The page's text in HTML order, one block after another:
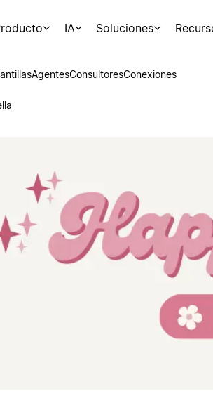
IA Soluciones
AgentesConsultoresConexiones